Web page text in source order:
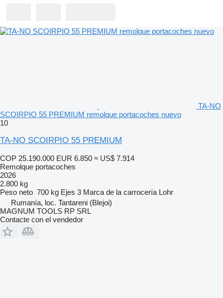
TA-NO
SCOIRPIO 55 PREMIUM remolque portacoches nuevo
10
TA-NO SCOIRPIO 55 PREMIUM
COP 25.190.000 EUR 6.850 ≈ US$ 7.914
Remolque portacoches
2026
2.800 kg
Peso neto 700 kg Ejes 3 Marca de la carrocería Lohr
Rumanía, loc. Tantareni (Blejoi)
MAGNUM TOOLS RP SRL
Contacte con el vendedor